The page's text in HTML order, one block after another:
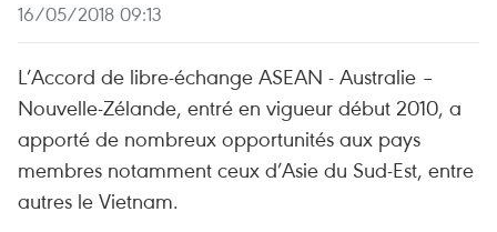
16/05/2018 09:13
L’Accord de libre-échange ASEAN - Australie –
Nouvelle-Zélande, entré en vigueur début 2010, a
apporté de nombreux opportunités aux pays
membres notamment ceux d’Asie du Sud-Est, entre
autres le Vietnam.